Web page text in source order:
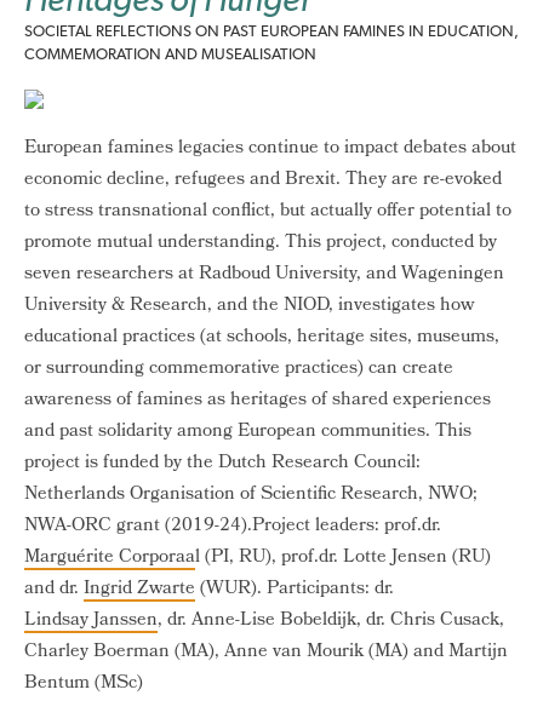
SOCIETAL REFLECTIONS ON PAST EUROPEAN FAMINES IN EDUCATION,
COMMEMORATION AND MUSEALISATION
European famines legacies continue to impact debates about
economic decline, refugees and Brexit. They are re-evoked
to stress transnational conflict, but actually offer potential to
promote mutual understanding. This project, conducted by
seven researchers at Radboud University, and Wageningen
University & Research, and the NIOD, investigates how
educational practices (at schools, heritage sites, museums,
or surrounding commemorative practices) can create
awareness of famines as heritages of shared experiences
and past solidarity among European communities. This
project is funded by the Dutch Research Council:
Netherlands Organisation of Scientific Research, NWO;
NWA-ORC grant (2019-24).Project leaders: prof.dr.
Marguérite Corporaal (PI, RU), prof.dr. Lotte Jensen (RU)
and dr.Ingrid Zwarte(WUR). Participants: dr.
Lindsay Janssen, dr. Anne-Lise Bobeldijk, dr. Chris Cusack,
Charley Boerman (MA), Anne van Mourik (MA) and Martijn
Bentum (MSc)